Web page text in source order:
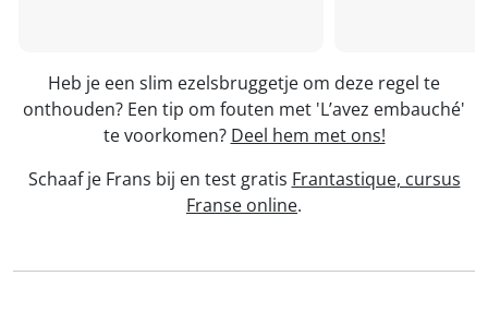
Heb je een slim ezelsbruggetje om deze regel te
onthouden? Een tip om fouten met 'L’avez embauché'
te voorkomen? Deel hem met ons!
Schaaf je Frans bij en test gratis Frantastique, cursus
Franse online.